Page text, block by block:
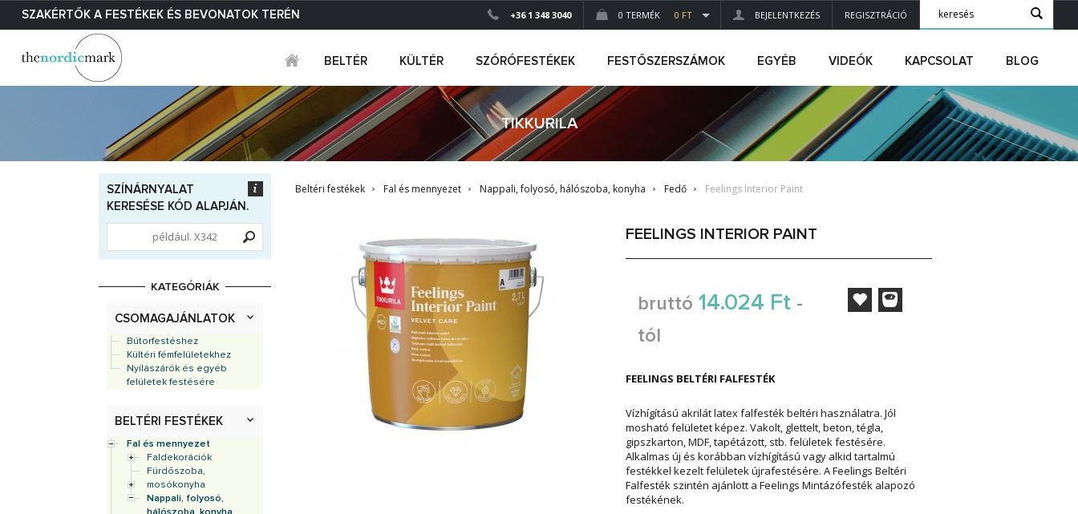
SZAKÉRTŐK A FESTÉKEK ÉS BEVONATOK TERÉN +36 1 348 3040 0 TERMÉK 0 FT BEJELENTKEZÉS REGISZTRÁCIÓ
BELTÉR KÜLTÉR SZÓRÓFESTÉKEK FESTŐSZERSZÁMOK EGYÉB VIDEÓK KAPCSOLAT BLOG
TIKKURILA
SZÍNÁRNYALAT
KERESÉSE KÓD ALAPJÁN.
KATEGÓRIÁK
CSOMAGAJÁNLATOK
Bútorfestéshez
Kültéri fémfelületekhez
Nyílászárók és egyéb
felületek festésére
BELTÉRI FESTÉKEK
Fal és mennyezet
Faldekorációk
Fürdőszoba,
mosókonyha
Nappali, folyosó,
Beltéri festékek Fal és mennyezet Nappali, folyosó, hálószoba, konyha Fedő Feelings Interior Paint
FEELINGS INTERIOR PAINT
bruttó 14.024 Ft -
tól
FEELINGS BELTÉRI FALFESTÉK
Vízhígítású akrilát latex falfesték beltéri használatra. Jól
mosható felületet képez. Vakolt, glettelt, beton, tégla,
gipszkarton, MDF, tapétázott, stb. felületek festésére.
Alkalmas új és korábban vízhígítású vagy alkid tartalmú
festékkel kezelt felületek újrafestésére. A Feelings Beltéri
Falfesték szintén ajánlott a Feelings Mintázófesték alapozó
festékének.